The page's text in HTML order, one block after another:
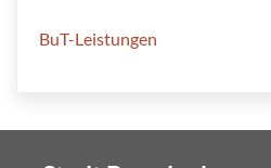
BuT-Leistungen